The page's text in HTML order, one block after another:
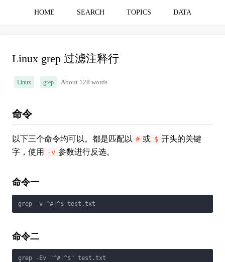
HOME SEARCH TOPICS DATA
Linux grep 过滤注释行
Linux grep About 128 words
命令
以下三个命令均可以。都是匹配以 # 或 $ 开头的关键
字，使用
-v 参数进行反选。
命令一
grep -v ^#|^$ test.txt
命令二
grep -Ev "^#|^$" test.txt